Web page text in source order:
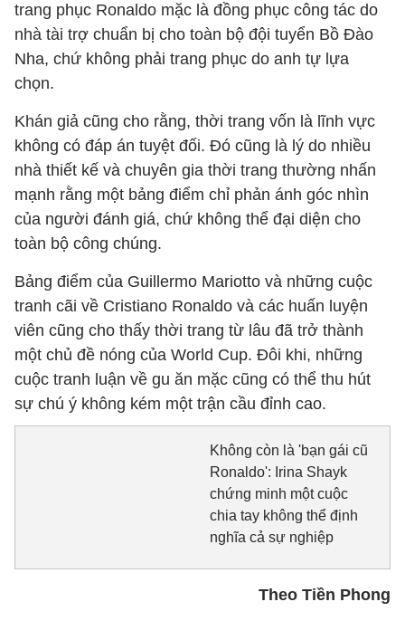
trang phục Ronaldo mặc là đồng phục công tác do
nhà tài trợ chuẩn bị cho toàn bộ đội tuyển Bồ Đào
Nha, chứ không phải trang phục do anh tự lựa
chọn.
Khán giả cũng cho rằng, thời trang vốn là lĩnh vực
không có đáp án tuyệt đối. Đó cũng là lý do nhiều
nhà thiết kế và chuyên gia thời trang thường nhấn
mạnh rằng một bảng điểm chỉ phản ánh góc nhìn
của người đánh giá, chứ không thể đại diện cho
toàn bộ công chúng.
Bảng điểm của Guillermo Mariotto và những cuộc
tranh cãi về Cristiano Ronaldo và các huấn luyện
viên cũng cho thấy thời trang từ lâu đã trở thành
một chủ đề nóng của World Cup. Đôi khi, những
cuộc tranh luận về gu ăn mặc cũng có thể thu hút
sự chú ý không kém một trận cầu đỉnh cao.
Không còn là 'bạn gái cũ
Ronaldo': Irina Shayk
chứng minh một cuộc
chia tay không thể định
nghĩa cả sự nghiệp
Theo Tiền Phong